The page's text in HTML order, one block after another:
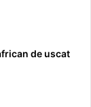
de uscat